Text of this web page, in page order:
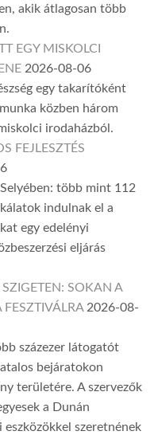
akik átlagosan több
EGY MISKOLCI
2026-08-06
egy takarítóként
közben három
irodaházból.
FEJLESZTÉS
több mint 112
indulnak el a
egy edelényi
eljárás
SOKAN A
2026-08-
százezer látogatót
bejáratokon
területére. A szervezők
a Dunán
szeretnének